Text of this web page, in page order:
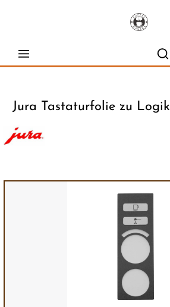
Jura Tastaturfolie zu Logik